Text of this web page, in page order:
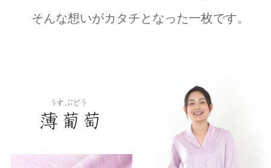
そんな想いがカタチとなった一枚です。